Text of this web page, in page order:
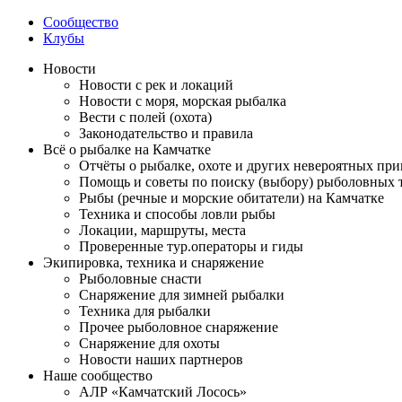
Сообщество
Клубы
Новости
Новости с рек и локаций
Новости с моря, морская рыбалка
Вести с полей (охота)
Законодательство и правила
Всё о рыбалке на Камчатке
Отчёты о рыбалке, охоте и других невероятных
Помощь и советы по поиску (выбору) рыболовных
Рыбы (речные и морские обитатели) на Камчатке
Техника и способы ловли рыбы
Локации, маршруты, места
Проверенные тур.операторы и гиды
Экипировка, техника и снаряжение
Рыболовные снасти
Снаряжение для зимней рыбалки
Техника для рыбалки
Прочее рыболовное снаряжение
Снаряжение для охоты
Новости наших партнеров
Наше сообщество
АЛР «Камчатский Лосось»